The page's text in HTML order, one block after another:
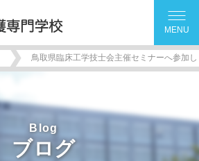
MENU
鳥取県臨床工学技士会主催セミナーへ参加
Blog
ブログ